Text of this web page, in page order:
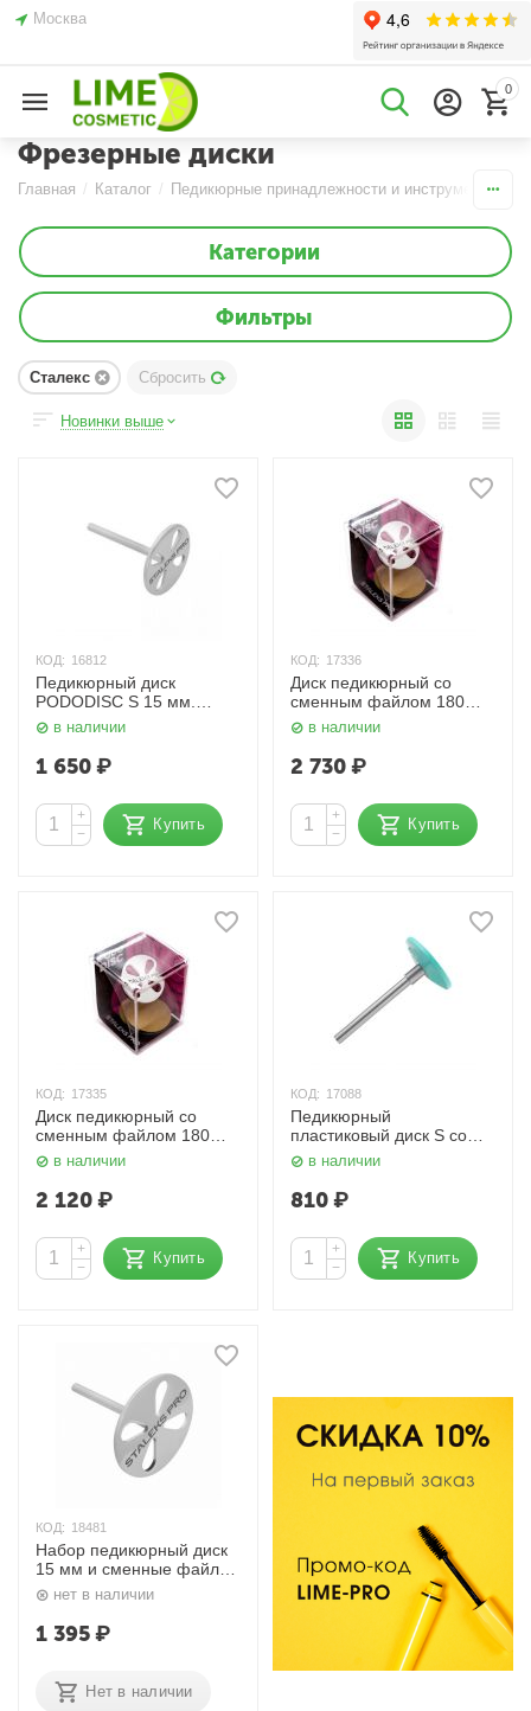
Москва
0
Фрезерные диски
Главная / Каталог / Педикюрные принадлежности и инструменты
Категории
Фильтры
Сталекс Сбросить
Новинки выше
КОД: 16812
Педикюрный диск
PODODISC S 15 мм.
Сталекс
в наличии
1 650₽
+
−
Купить
КОД: 17336
Диск педикюрный со
сменным файлом 180
грит 25 мм. Pododisk L
PDset-25 Сталекс
в наличии
2 730₽
+
−
Купить
КОД: 17335
Диск педикюрный со
сменным файлом 180
грит 20 мм. Pododisk М
PDset-20 Сталекс
в наличии
2 120₽
+
−
Купить
КОД: 17088
Педикюрный
пластиковый диск S со
сменным файлом 180
грит 5 шт. PPDset-15
Сталекс
в наличии
810₽
+
−
Купить
КОД: 18481
Набор педикюрный диск
15 мм и сменные файлы
180 грит Expert S Сталекс
нет в наличии
1 395₽
Нет в наличии